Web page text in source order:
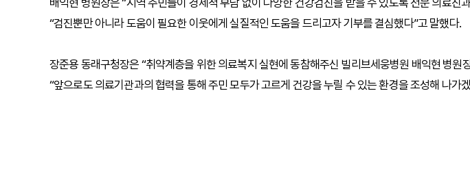
배익현 병원장은 “지역 주민들이 경제적 부담 없이 다양한 건강검진을 받을 수 있도록 전문 의료진
“검진뿐만 아니라 도움이 필요한 이웃에게 실질적인 도움을 드리고자 기부를 결심했다”고 말했다.
장준용 동래구청장은 “취약계층을 위한 의료복지 실현에 동참해주신 빌리브세웅병원 배익현 병원
“앞으로도 의료기관과의 협력을 통해 주민 모두가 고르게 건강을 누릴 수 있는 환경을 조성해 나가